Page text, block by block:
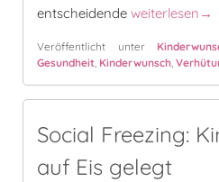
entscheidendeDer Fertilly
weiterlesen →
Veröffentlicht unter
Gesundheit, Kinderwunsch,
Social Freezing:
auf Eis gelegt